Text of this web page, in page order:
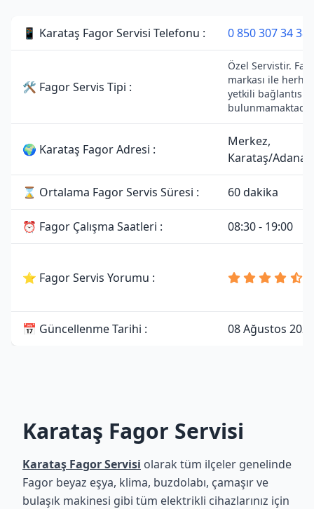
📱 Karataş Fagor Servisi Telefonu : 0 850 307 34 38
🛠 Fagor Servis Tipi :
Özel Servistir.
markası ile
yetkili bağlantısı
bulunmamaktadır.
🌍 Karataş Fagor Adresi :
Merkez,
Karataş/Adana
⌛ Ortalama Fagor Servis Süresi : 60 dakika
⏰ Fagor Çalışma Saatleri : 08:30 - 19:00
⭐ Fagor Servis Yorumu :
📅 Güncellenme Tarihi : 08 Ağustos 2026
Karataş Fagor Servisi
Karataş Fagor Servisi olarak tüm ilçeler genelinde
Fagor beyaz eşya, klima, buzdolabı, çamaşır ve
bulaşık makinesi gibi tüm elektrikli cihazlarınız için